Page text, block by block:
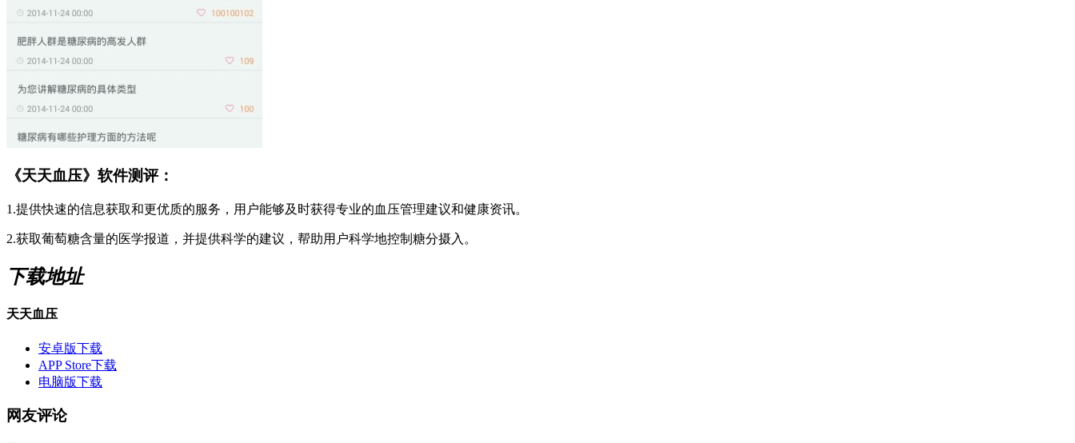
《天天血压》软件测评：
1.提供快速的信息获取和更优质的服务，用户能够及时获得专业的血压管理建议和健康资讯。
2.获取葡萄糖含量的医学报道，并提供科学的建议，帮助用户科学地控制糖分摄入。
下载地址
天天血压
安卓版下载
APP Store下载
电脑版下载
网友评论